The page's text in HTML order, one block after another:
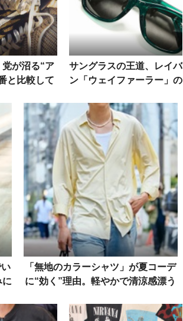
党が沼る“ア
と比較して
ッコン！
サングラスの王道、レイバ
ン「ウェイファーラー」の
本人にも似合うワケ
に
「無地のカラーシャツ」が夏コーデ
に“効く”理由。軽やかで清涼感漂う